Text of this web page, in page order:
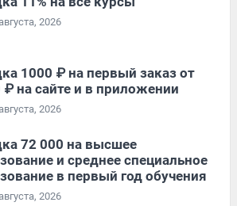
2026
1000 ₽ на первый заказ от
₽ на сайте и в приложении
2026
72 000 на высшее
и среднее специальное
в первый год обучения
2026